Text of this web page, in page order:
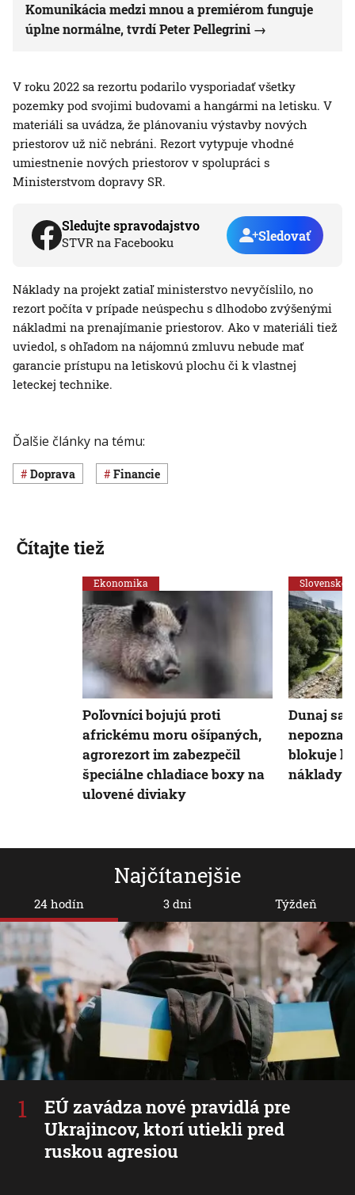
Komunikácia medzi mnou a premiérom funguje
úplne normálne, tvrdí Peter Pellegrini
V roku 2022 sa rezortu podarilo vysporiadať všetky
pozemky pod svojimi budovami a hangármi na letisku. V
materiáli sa uvádza, že plánovaniu výstavby nových
priestorov už nič nebráni. Rezort vytypuje vhodné
umiestnenie nových priestorov v spolupráci s
Ministerstvom dopravy SR.
Sledujte spravodajstvo
STVR na Facebooku Sledovať
Náklady na projekt zatiaľ ministerstvo nevyčíslilo, no
rezort počíta v prípade neúspechu s dlhodobo zvýšenými
nákladmi na prenajímanie priestorov. Ako v materiáli tiež
uviedol, s ohľadom na nájomnú zmluvu nebude mať
garancie prístupu na letiskovú plochu či k vlastnej
leteckej technike.
Ďalšie články na tému:
Doprava Financie
Najčítanejšie
24 hodín
EÚ zavádza nové pravidlá pre
Ukrajincov, ktorí utiekli pred
ruskou agresiou
3 dni Týždeň
Čítajte tiež
Ekonomika
Poľovníci bojujú proti
africkému moru ošípaných,
agrorezort im zabezpečil
špeciálne chladiace boxy na
ulovené diviaky
Slovensko
Dunaj sa
blokuje
náklady